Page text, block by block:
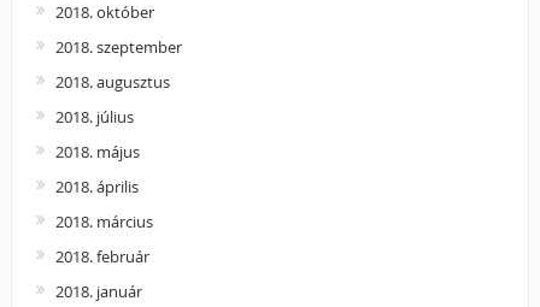
2018. október
2018. szeptember
2018. augusztus
2018. július
2018. május
2018. április
2018. március
2018. február
2018. január